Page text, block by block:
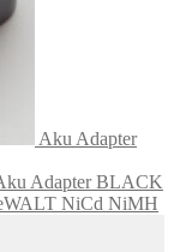
Aku Adapter
Adapter BLACK
NiCd NiMH